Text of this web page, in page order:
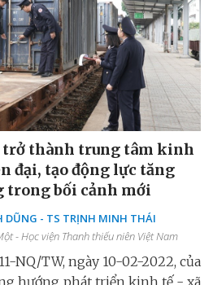
trở thành trung tâm kinh
đại, tạo động lực tăng
trong bối cảnh mới
DŨNG - TS TRỊNH MINH THÁI
- Học viện Thanh thiếu niên Việt Nam
NQ/TW, ngày 10-02-2022, của
hướng phát triển kinh tế - xã